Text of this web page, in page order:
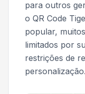
para outros
o QR Code
popular,
limitados por
restrições de
personalização.